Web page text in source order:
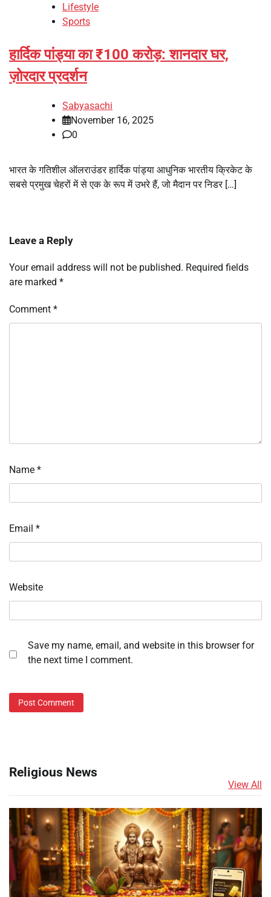
Lifestyle
Sports
हार्दिक पांड्या का ₹100 करोड़: शानदार घर,
ज़ोरदार प्रदर्शन
Sabyasachi
November 16, 2025
0
भारत के गतिशील ऑलराउंडर हार्दिक पांड्या आधुनिक भारतीय क्रिकेट के
सबसे प्रमुख चेहरों में से एक के रूप में उभरे हैं, जो मैदान पर निडर […]
Leave a Reply
Your email address will not be published. Required fields
are marked *
Comment *
Name *
Email *
Website
Save my name, email, and website in this browser for
the next time I comment.
Religious News
View All